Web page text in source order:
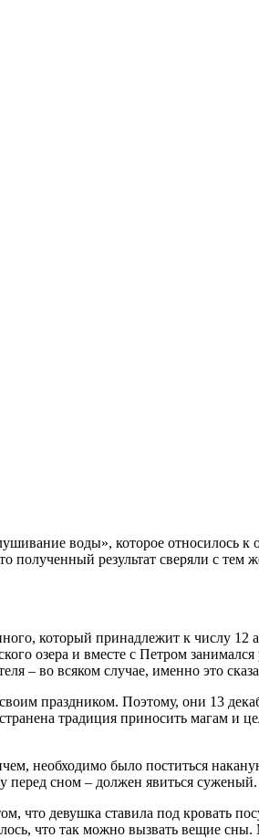
воды», которое
полученный результат сверяли
который принадлежит к числу
озера и вместе с Петром
– во всяком случае, именно это
праздником. Поэтому, они 13
традиция приносить магам и
необходимо было поститься
перед сном – должен явиться суженый.
что девушка ставила под кровать
что так можно вызвать вещие